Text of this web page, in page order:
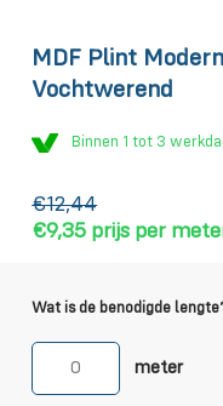
MDF Plint
Vochtwerend
Binnen 1 tot 3
€12,44
€9,35 prijs per
Wat is de benodigde
meter